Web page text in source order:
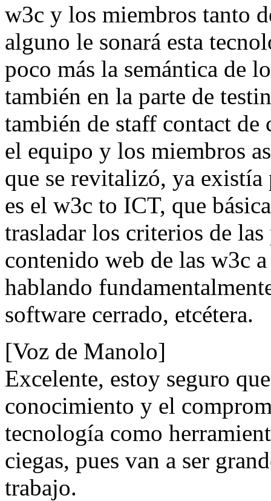
w3c y los miembros tanto
alguno le sonará esta
poco más la semántica de
también en la parte de
también de staff contact de
el equipo y los miembros
que se revitalizó, ya
es el w3c to ICT, que
trasladar los criterios de
contenido web de las w3c
hablando
software cerrado, etcétera.
[Voz de Manolo]
Excelente, estoy seguro
conocimiento y el
tecnología como
ciegas, pues van a ser
trabajo.